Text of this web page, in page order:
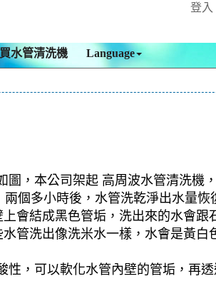
登入
買水管清洗機 Language
，本公司架起 高周波水管清洗機
個多小時後，水管洗乾淨出水量恢
會結成黑色管垢，洗出來的水會跟
管洗出像洗米水一樣，水會是黃白
，可以軟化水管內壁的管垢，再